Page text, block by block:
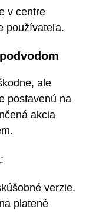
v centre
používateľa.
ale
postavenú na
akcia
verzie,
platené